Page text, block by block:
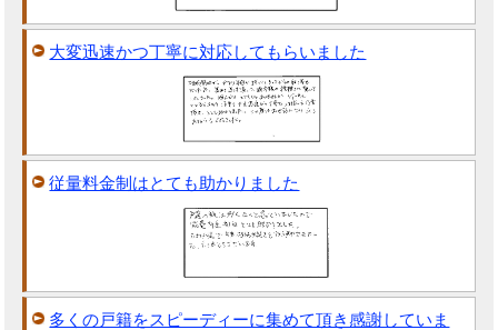
大変迅速かつ丁寧に対応してもらいました
従量料金制はとても助かりました
多くの戸籍をスピーディーに集めて頂き感謝していま